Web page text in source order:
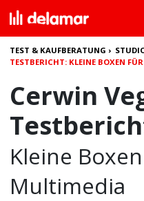
TEST & KAUFBERATUNG ›
TESTBERICHT: KLEINE BOXEN
Cerwin
Kleine
Multimedia